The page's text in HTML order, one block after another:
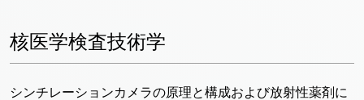
核医学検査技術学
シンチレーションカメラの原理と構成および放射性薬剤に